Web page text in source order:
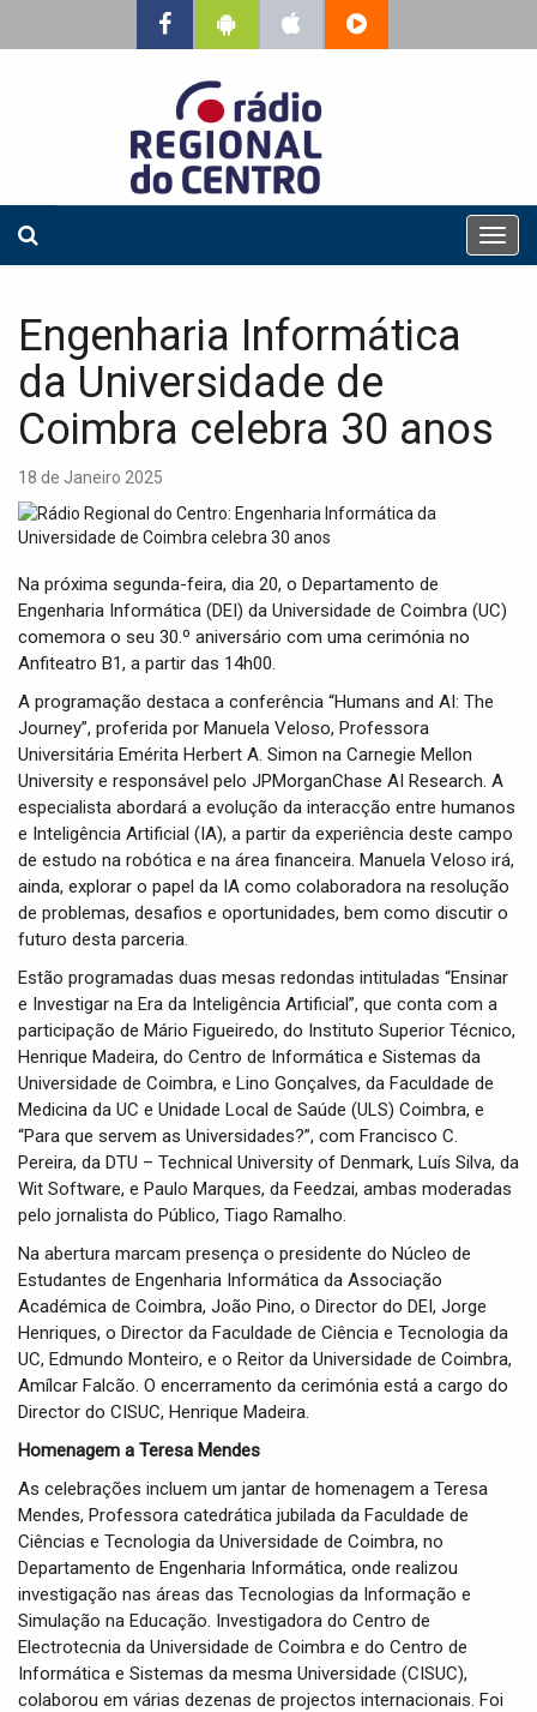
T
o
n
Engenharia Informática
da Universidade de
Coimbra celebra 30 anos
18 de Janeiro 2025
Na próxima segunda-feira, dia 20, o Departamento de
Engenharia Informática (DEI) da Universidade de Coimbra (UC)
comemora o seu 30.º aniversário com uma cerimónia no
Anfiteatro B1, a partir das 14h00.
A programação destaca a conferência “Humans and AI: The
Journey”, proferida por Manuela Veloso, Professora
Universitária Emérita Herbert A. Simon na Carnegie Mellon
University e responsável pelo JPMorganChase AI Research. A
especialista abordará a evolução da interacção entre humanos
e Inteligência Artificial (IA), a partir da experiência deste campo
de estudo na robótica e na área financeira. Manuela Veloso irá,
ainda, explorar o papel da IA como colaboradora na resolução
de problemas, desafios e oportunidades, bem como discutir o
futuro desta parceria.
Estão programadas duas mesas redondas intituladas “Ensinar
e Investigar na Era da Inteligência Artificial”, que conta com a
participação de Mário Figueiredo, do Instituto Superior Técnico,
Henrique Madeira, do Centro de Informática e Sistemas da
Universidade de Coimbra, e Lino Gonçalves, da Faculdade de
Medicina da UC e Unidade Local de Saúde (ULS) Coimbra, e
“Para que servem as Universidades?”, com Francisco C.
Pereira, da DTU – Technical University of Denmark, Luís Silva, da
Wit Software, e Paulo Marques, da Feedzai, ambas moderadas
pelo jornalista do Público, Tiago Ramalho.
Na abertura marcam presença o presidente do Núcleo de
Estudantes de Engenharia Informática da Associação
Académica de Coimbra, João Pino, o Director do DEI, Jorge
Henriques, o Director da Faculdade de Ciência e Tecnologia da
UC, Edmundo Monteiro, e o Reitor da Universidade de Coimbra,
Amílcar Falcão. O encerramento da cerimónia está a cargo do
Director do CISUC, Henrique Madeira.
Homenagem a Teresa Mendes
As celebrações incluem um jantar de homenagem a Teresa
Mendes, Professora catedrática jubilada da Faculdade de
Ciências e Tecnologia da Universidade de Coimbra, no
Departamento de Engenharia Informática, onde realizou
investigação nas áreas das Tecnologias da Informação e
Simulação na Educação. Investigadora do Centro de
Electrotecnia da Universidade de Coimbra e do Centro de
Informática e Sistemas da mesma Universidade (CISUC),
colaborou em várias dezenas de projectos internacionais. Foi